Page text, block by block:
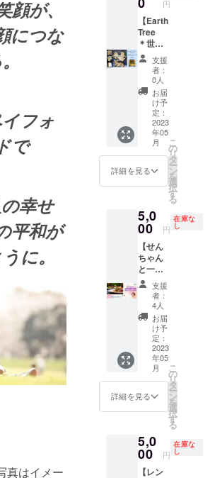
が、
につな
フォ
で
幸せ
平和が
に。
真はイメー
大歓迎
です。
お酒の
提供は
致しま
せん。
コー
ヒーは
淹れま
す。 ＊
リアル
での参
加が望
ましい
です
加する
人がい
ても構
いませ
ん。そ
の際の
機材は
ご用意
くださ
い。 ＊
現地ま
での交
通費は
含みま
せん。
ご自身
でご負
の交通
費は別
途頂き
供、焚
き火支
援、就
寝準
備、撤
収作業
です。
ハン
モック
設営や
コー
ヒーを
淹れる
なども
行いま
す。そ
の他費
かるこ
とは購
入者が
お支払
いくだ
さい。
＊食事
内容は
基本奈
良が決
めま
す。お
酒の提
供はあ
りませ
ん。ご
自身で
＊防寒
着や着
替え、
タオ
談の
上、決
めま
しょ
う。 ＊
上記日
程は6月
以降で
よろし
くお願
いしま
す。
感。そ
れを表
現した
かった
のだ。
冒険心
と共に
心の機
微に敏
感で在
りた
い。 奈
良 隆
寛につ
いて：
児童養
護施設
間勤
め、退
社。そ
の後、
木工作
家とし
て[HUG
WOOD
WORK
S] を立
ち上
げ、
アー
ティス
ティッ
クな作
品作り
9月に開
催した
初の個
展では
ていき
ます。
＊大き
さも大
人一人
が運べ
る程の
大きさ
に限ら
せてく
ださ
い。 ＊
材料は
基本的
に木材
です。
金物や
剤、塗
料など
も使い
ます。
使用素
材に関
しても
相談の
上決め
ていき
ます。
＊デザ
インは
要望を
聞き、
奈良が
デザイ
ます。
＊デザ
インや
施工に
ための
応援チ
ケッ
ト。 笑
顔FES
代表の
奈良が
直接支
援者の
方に会
いに
行っ
て、支
援者に
向けて
のお礼
のメッ
動画を
添えて
直接お
礼を伝
えせさ
せて頂
く、笑
顔を応
援する
チケッ
トで
す。 ぜ
ひ、あ
なたも
この世
の中に
笑顔の
を生む
立役者
になり
ましょ
円
【Earth
Tree
＊世界
文化遺
産
シェー
ンブル
ン宮殿
（Austr
ia）に
も展
示】 第
27回
国際平
和美術
展
）に出
品し、
神奈川
県民
ホール
で展示
後、
オース
トリア
の世界
遺産
「シェ
ーンブ
ルン宮
殿」に
も展示
された
Earth
Tree 商
品内
容：木
支援
者：
0人
お届
け予
定：
2023
年05
月
詳細を見る
こ
の
リ
タ
ー
ン
を
選
択
す
る
5,0
00 円
在庫な
し
【せん
ちゃん
と一緒
にお食
事でき
る権応
援つ
き】 リ
アルで
一緒に
お食事
しなが
ら、心
も満タ
ンに♫
応援し
ます！
あの店
に行っ
てみた
支援
者：
4人
お届
け予
定：
2023
年05
月
詳細を見る
こ
の
リ
タ
ー
ン
を
選
択
す
る
5,0
00 円
在庫な
し
【レン